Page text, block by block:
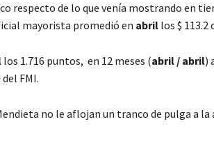
respecto de lo que venía mostrando en
mayorista promedió en abril los $ 113.2
los 1.716 puntos, en 12 meses (abril / abril)
FMI.
no le aflojan un tranco de pulga a